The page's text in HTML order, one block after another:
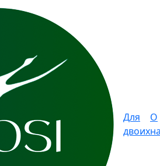
Для
двоих
О